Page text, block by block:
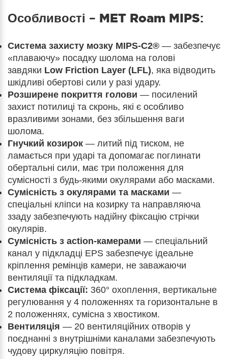
Особливості – MET Roam MIPS:
Система захисту мозку MIPS-C2® — забезпечує
«плаваючу» посадку шолома на голові
завдяки Low Friction Layer (LFL), яка відводить
шкідливі обертові сили у разі удару.
Розширене покриття голови — посилений
захист потилиці та скронь, які є особливо
вразливими зонами, без збільшення ваги
шолома.
Гнучкий козирок — литий під тиском, не
ламається при ударі та допомагає поглинати
обертальні сили, має три положення для
сумісності з будь-якими окулярами або масками.
Сумісність з окулярами та масками —
спеціальні кліпси на козирку та направляюча
ззаду забезпечують надійну фіксацію стрічки
окулярів.
Сумісність з action-камерами — спеціальний
канал у підкладці EPS забезпечує ідеальне
кріплення ремінців камери, не заважаючи
вентиляції та підкладкам.
Система фіксації: 360° охоплення, вертикальне
регулювання у 4 положеннях та горизонтальне в
2 положеннях, сумісна з хвостиком.
Вентиляція — 20 вентиляційних отворів у
поєднанні з внутрішніми каналами забезпечують
чудову циркуляцію повітря.